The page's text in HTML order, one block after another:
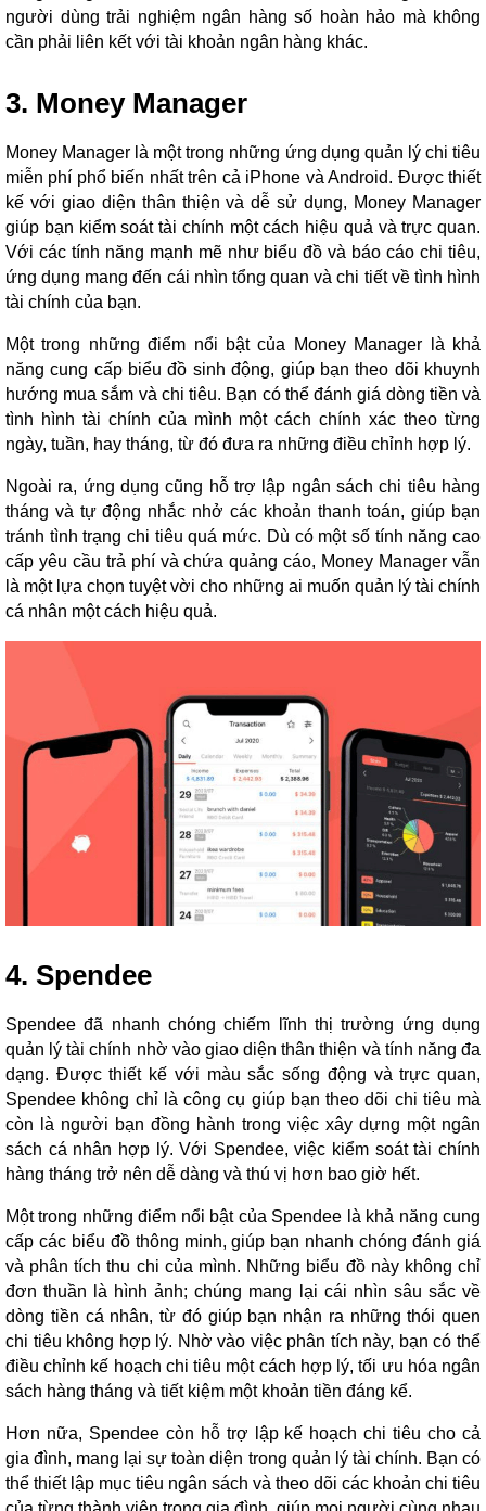
người dùng trải nghiệm ngân hàng số hoàn hảo mà không
cần phải liên kết với tài khoản ngân hàng khác.
3. Money Manager
Money Manager là một trong những ứng dụng quản lý chi tiêu
miễn phí phổ biến nhất trên cả iPhone và Android. Được thiết
kế với giao diện thân thiện và dễ sử dụng, Money Manager
giúp bạn kiểm soát tài chính một cách hiệu quả và trực quan.
Với các tính năng mạnh mẽ như biểu đồ và báo cáo chi tiêu,
ứng dụng mang đến cái nhìn tổng quan và chi tiết về tình hình
tài chính của bạn.
Một trong những điểm nổi bật của Money Manager là khả
năng cung cấp biểu đồ sinh động, giúp bạn theo dõi khuynh
hướng mua sắm và chi tiêu. Bạn có thể đánh giá dòng tiền và
tình hình tài chính của mình một cách chính xác theo từng
ngày, tuần, hay tháng, từ đó đưa ra những điều chỉnh hợp lý.
Ngoài ra, ứng dụng cũng hỗ trợ lập ngân sách chi tiêu hàng
tháng và tự động nhắc nhở các khoản thanh toán, giúp bạn
tránh tình trạng chi tiêu quá mức. Dù có một số tính năng cao
cấp yêu cầu trả phí và chứa quảng cáo, Money Manager vẫn
là một lựa chọn tuyệt vời cho những ai muốn quản lý tài chính
cá nhân một cách hiệu quả.
4. Spendee
Spendee đã nhanh chóng chiếm lĩnh thị trường ứng dụng
quản lý tài chính nhờ vào giao diện thân thiện và tính năng đa
dạng. Được thiết kế với màu sắc sống động và trực quan,
Spendee không chỉ là công cụ giúp bạn theo dõi chi tiêu mà
còn là người bạn đồng hành trong việc xây dựng một ngân
sách cá nhân hợp lý. Với Spendee, việc kiểm soát tài chính
hàng tháng trở nên dễ dàng và thú vị hơn bao giờ hết.
Một trong những điểm nổi bật của Spendee là khả năng cung
cấp các biểu đồ thông minh, giúp bạn nhanh chóng đánh giá
và phân tích thu chi của mình. Những biểu đồ này không chỉ
đơn thuần là hình ảnh; chúng mang lại cái nhìn sâu sắc về
dòng tiền cá nhân, từ đó giúp bạn nhận ra những thói quen
chi tiêu không hợp lý. Nhờ vào việc phân tích này, bạn có thể
điều chỉnh kế hoạch chi tiêu một cách hợp lý, tối ưu hóa ngân
sách hàng tháng và tiết kiệm một khoản tiền đáng kể.
Hơn nữa, Spendee còn hỗ trợ lập kế hoạch chi tiêu cho cả
gia đình, mang lại sự toàn diện trong quản lý tài chính. Bạn có
thể thiết lập mục tiêu ngân sách và theo dõi các khoản chi tiêu